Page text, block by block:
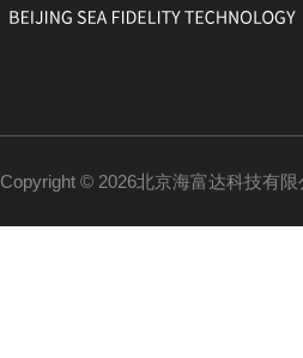
Copyright © 2026北京海富达科技有